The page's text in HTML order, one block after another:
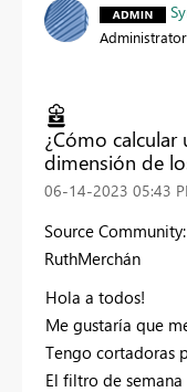
Administrator
¿Cómo
dimensión de
‎06-14-2023 05:43
Source Community:
RuthMerchán
Hola a todos!
Me gustaría que
Tengo cortadoras
El filtro de semana